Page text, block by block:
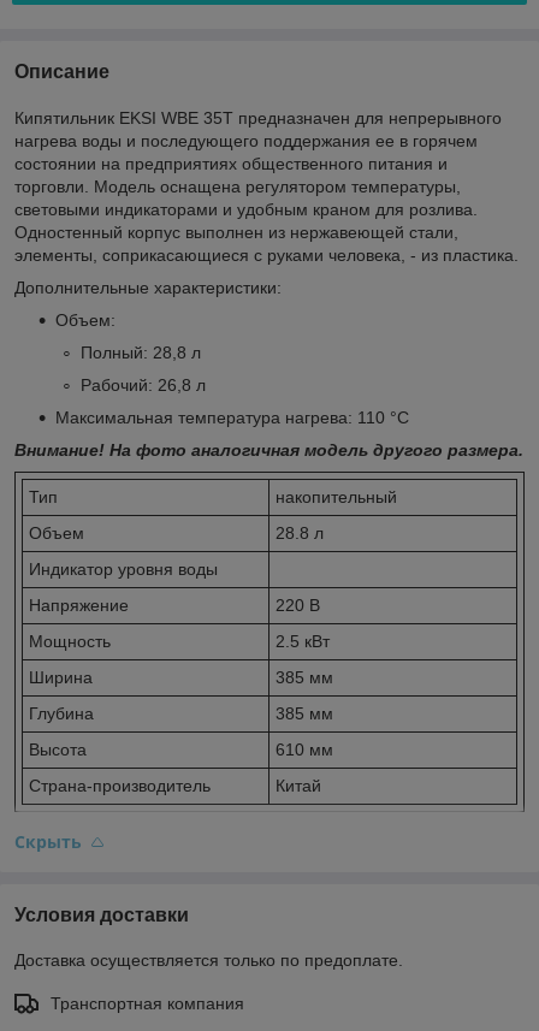
Описание
Кипятильник EKSI WBE 35T предназначен для непрерывного
нагрева воды и последующего поддержания ее в горячем
состоянии на предприятиях общественного питания и
торговли. Модель оснащена регулятором температуры,
световыми индикаторами и удобным краном для розлива.
Одностенный корпус выполнен из нержавеющей стали,
элементы, соприкасающиеся с руками человека, - из пластика.
Дополнительные характеристики:
Объем:
Полный: 28,8 л
Рабочий: 26,8 л
Максимальная температура нагрева: 110 °C
Внимание! На фото аналогичная модель другого размера.
Тип
накопительный
Объем
28.8 л
Индикатор уровня воды
Напряжение
220 В
Мощность
2.5 кВт
Ширина
385 мм
Глубина
385 мм
Высота
610 мм
Страна-производитель
Китай
Скрыть
Условия доставки
Доставка осуществляется только по предоплате.
Транспортная компания